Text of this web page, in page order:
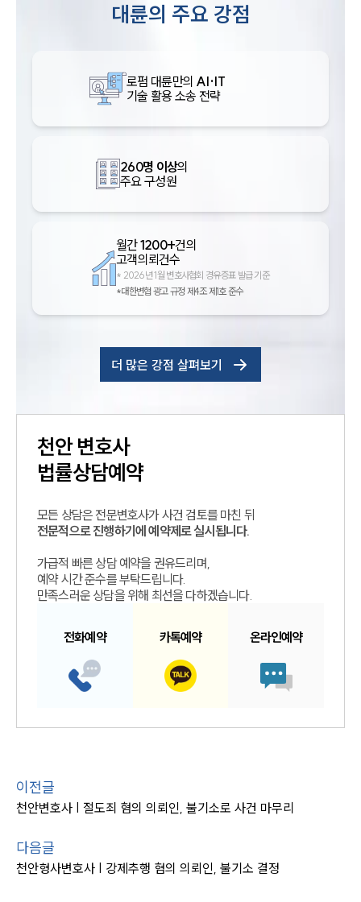
대륜의 주요 강점
로펌 대륜만의 AI·IT
기술 활용 소송 전략
260명 이상의
주요 구성원
월간1200+건의
고객의뢰건수
* 2026년 1월 변호사협회 경유증표 발급 기준
*대한변협 광고 규정 제4조 제1호 준수
더 많은 강점 살펴보기
천안변호사
법률상담예약
모든 상담은 전문변호사가 사건 검토를 마친 뒤
전문적으로 진행하기에 예약제로 실시됩니다.
가급적 빠른 상담 예약을 권유드리며,
예약 시간 준수를 부탁드립니다.
만족스러운 상담을 위해 최선을 다하겠습니다.
전화예약 카톡예약 온라인예약
이전글
천안변호사 | 절도죄 혐의 의뢰인, 불기소로 사건 마무리
다음글
천안형사변호사 | 강제추행 혐의 의뢰인, 불기소 결정